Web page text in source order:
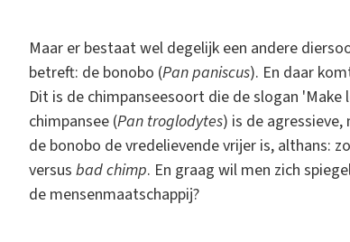
Maar er bestaat wel degelijk een andere
betreft: de bonobo (Pan paniscus). En daar
Dit is de chimpanseesoort die de slogan
chimpansee (Pan troglodytes) is de
de bonobo de vredelievende vrijer is, althans:
versus bad chimp. En graag wil men zich
de mensenmaatschappij?